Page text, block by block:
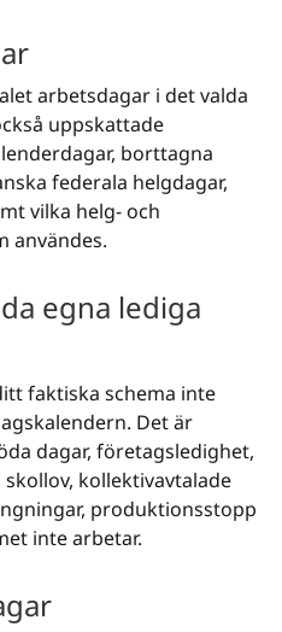
arbetsdagar i det valda
uppskattade
borttagna
federala helgdagar,
vilka helg- och
användes.
egna lediga
faktiska schema inte
Det är
dagar, företagsledighet,
kollektivavtalade
produktionsstopp
inte arbetar.